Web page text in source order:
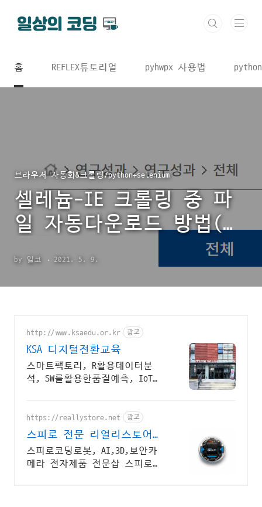
홈 REFLEX튜토리얼 pyhwpx 사용법
브라우저 자동화&크롤링/python+selenium
셀레늄-IE 크롤링 중 파
일 자동다운로드 방법(진
by 일코 2021. 5. 9.
http://www.ksaedu.or.kr 광고
KSA 디지털전환교육
스마트팩토리, R활용데이터분
석, SW를활용한품질예측, IoT센
https://reallystore.net 광고
스피로 전문 리얼리스토어
코딩교육을 쉽고 재밌게
스피로코딩로봇, AI,3D,보안카
메라 전자제품 전문샵 스피로볼